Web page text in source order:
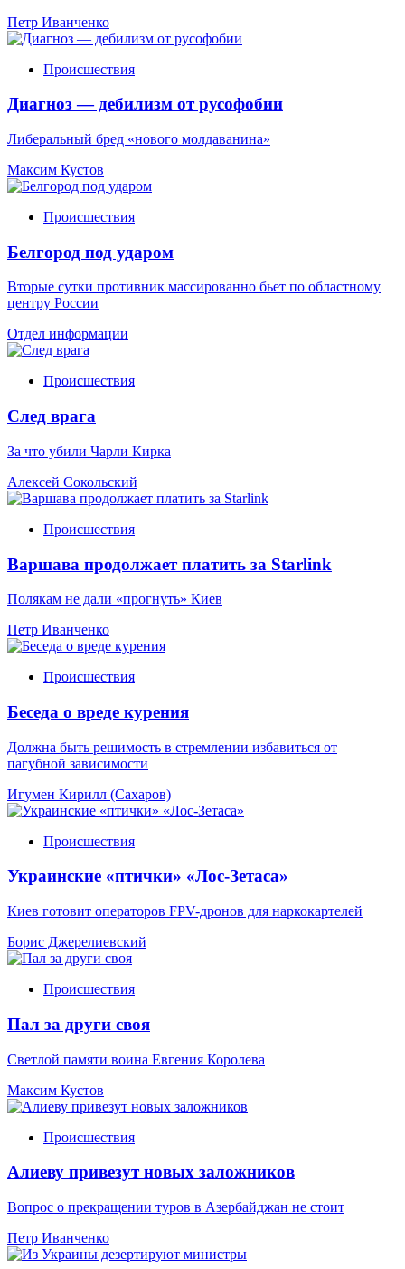
Петр Иванченко
Происшествия
Диагноз — дебилизм от русофобии
Либеральный бред «нового молдаванина»
Максим Кустов
Происшествия
Белгород под ударом
Вторые сутки противник массированно бьет по областному
центру России
Отдел информации
Происшествия
След врага
За что убили Чарли Кирка
Алексей Сокольский
Происшествия
Варшава продолжает платить за Starlink
Полякам не дали «прогнуть» Киев
Петр Иванченко
Происшествия
Беседа о вреде курения
Должна быть решимость в стремлении избавиться от
пагубной зависимости
Игумен Кирилл (Сахаров)
Происшествия
Украинские «птички» «Лос-Зетаса»
Киев готовит операторов FPV-дронов для наркокартелей
Борис Джерелиевский
Происшествия
Пал за други своя
Светлой памяти воина Евгения Королева
Максим Кустов
Происшествия
Алиеву привезут новых заложников
Вопрос о прекращении туров в Азербайджан не стоит
Петр Иванченко